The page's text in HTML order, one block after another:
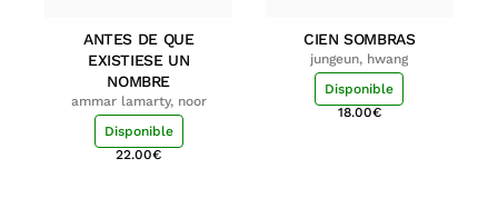
ANTES DE QUE
EXISTIESE UN
NOMBRE
ammar lamarty, noor
Disponible
22.00€
CIEN SOMBRAS
jungeun, hwang
Disponible
18.00€